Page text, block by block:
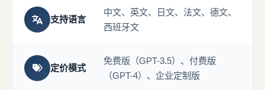
支持语言
中文、英文、日文、法文、德文、
西班牙文
定价模式
免费版（GPT-3.5）、付费版
（GPT-4）、企业定制版